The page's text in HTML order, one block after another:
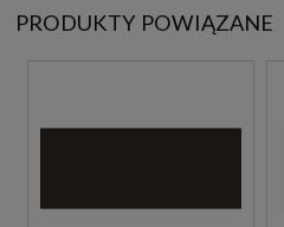
PRODUKTY POWIĄZANE